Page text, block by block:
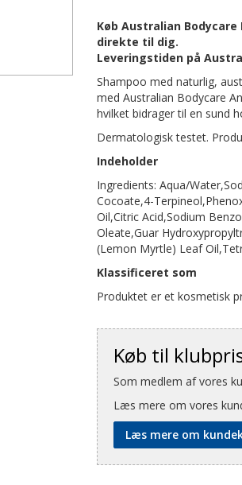
Køb Australian
direkte til dig.
Leveringstiden på
Shampoo med naturlig,
med Australian Bodycare
hvilket bidrager til en sund
Dermatologisk testet.
Indeholder
Ingredients: Aqua/
Cocoate,4-
Oil,Citric Acid,Sodium
Oleate,Guar
(Lemon Myrtle) Leaf
Klassificeret som
Produktet er et kosmetisk
Køb til
Som medlem af vores
Læs mere om vores
Læs mere om